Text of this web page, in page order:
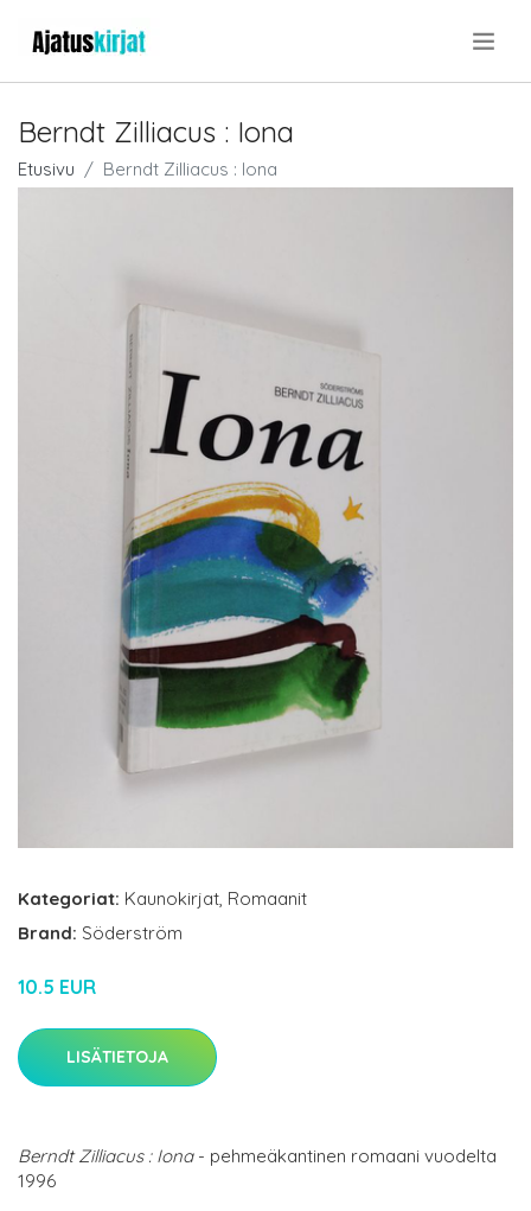
Berndt Zilliacus : Iona
Etusivu Berndt Zilliacus : Iona
Kategoriat: Kaunokirjat, Romaanit
Brand: Söderström
10.5 EUR
LISÄTIETOJA
Berndt Zilliacus : Iona- pehmeäkantinen romaani vuodelta
1996